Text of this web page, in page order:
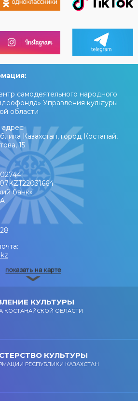
самодеятельного народного
Управления культуры
области
Казахстан, город Костанай,
15
банк»
КУЛЬТУРЫ
КОСТАНАЙСКОЙ ОБЛАСТИ
КУЛЬТУРЫ
РЕСПУБЛИКИ КАЗАХСТАН